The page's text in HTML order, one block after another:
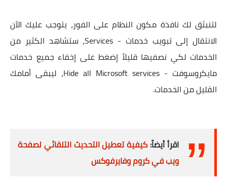
لتنبثق لك نافذة مكون النظام على الفور، يتوجب عليك الآن
الانتقال إلى تبويب خدمات - Services، ستشاهد الكثير من
الخدمات لكي نصفيها قليلاً إضغط على إخفاء جميع خدمات
مايكروسوفت - Hide all Microsoft services، ليبقى أمامك
القليل من الخدمات.
اقرأ أيضاً: كيفية تعطيل التحديث التلقائي لصفحة
ويب في كروم وفايرفوكس